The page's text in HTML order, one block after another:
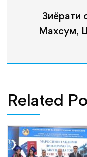
Зиёрати
Махсум,
Related